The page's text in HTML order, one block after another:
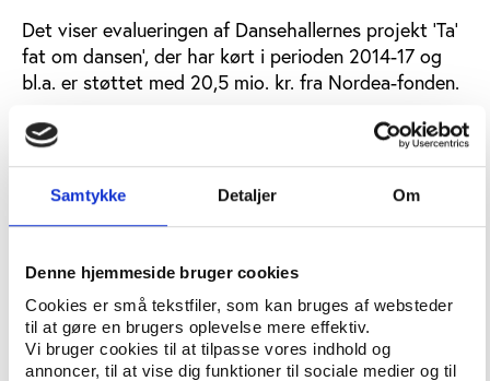
Samtykke Detaljer Om
Denne hjemmeside bruger cookies
Cookies er små tekstfiler, som kan bruges af websteder
til at gøre en brugers oplevelse mere effektiv.
Vi bruger cookies til at tilpasse vores indhold og
annoncer, til at vise dig funktioner til sociale medier og til
Det viser evalueringen af Dansehallernes projekt ’Ta’
fat om dansen’, der har kørt i perioden 2014-17 og
bl.a. er støttet med 20,5 mio. kr. fra Nordea-fonden.
SDU’s Institut for Idræt og Biomekanik har foretaget
evalueringen af tre projekter under ’Ta’ fat om
medvirkede ældre borgere med en overvægt af
kvinder, ’Unge på vej’, der især havde deltagelse af
Skolen’ med ugentlig undervisning i dans i kortere
eller længere forløb.
Samlet set har danseprojekterne involveret flere